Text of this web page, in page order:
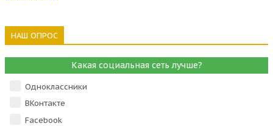
НАШ ОПРОС
Какая социальная сеть лучше?
Одноклассники
ВКонтакте
Facebook